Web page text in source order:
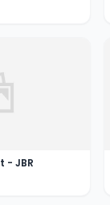
- JBR